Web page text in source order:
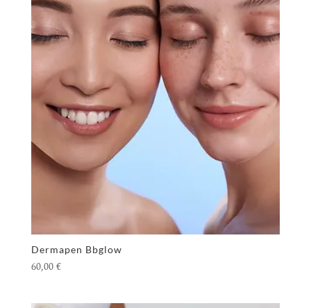
Dermapen Bbglow
60,00€